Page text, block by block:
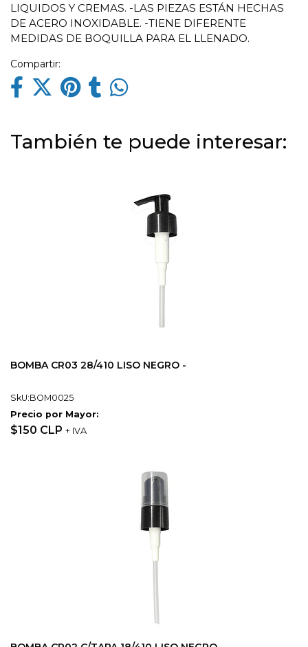
LIQUIDOS Y CREMAS. -LAS PIEZAS ESTÁN HECHAS
DE ACERO INOXIDABLE. -TIENE DIFERENTE
MEDIDAS DE BOQUILLA PARA EL LLENADO.
Compartir:
También te puede interesar:
BOMBA CR03 28/410 LISO NEGRO -
SkU:BOM0025
Precio por Mayor:
$150 CLP + IVA